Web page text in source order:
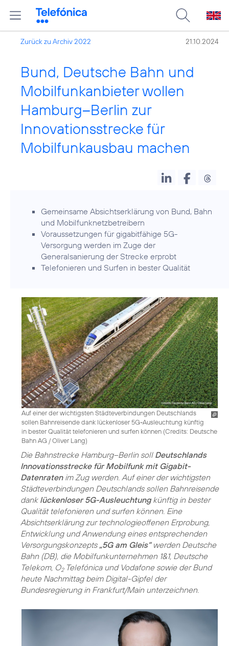
Zurück zu Archiv 2022 21.10.2024
Bund, Deutsche Bahn und
Mobilfunkanbieter wollen
Hamburg–Berlin zur
Innovationsstrecke für
Mobilfunkausbau machen
Gemeinsame Absichtserklärung von Bund, Bahn
und Mobilfunknetzbetreibern
Voraussetzungen für gigabitfähige 5G-
Versorgung werden im Zuge der
Generalsanierung der Strecke erprobt
Telefonieren und Surfen in bester Qualität
Auf einer der wichtigsten Städteverbindungen Deutschlands
sollen Bahnreisende dank lückenloser 5G-Ausleuchtung künftig
in bester Qualität telefonieren und surfen können (Credits: Deutsche
Bahn AG / Oliver Lang)
Die Bahnstrecke Hamburg–Berlin soll Deutschlands
Innovationsstrecke für Mobilfunk mit Gigabit-
Datenratenim Zug werden. Auf einer der wichtigsten
Städteverbindungen Deutschlands sollen Bahnreisende
dank lückenloser 5G-Ausleuchtungkünftig in bester
Qualität telefonieren und surfen können. Eine
Absichtserklärung zur technologieoffenen Erprobung,
Entwicklung und Anwendung eines entsprechenden
Versorgungskonzepts „5G am Gleis“werden Deutsche
Bahn (DB), die Mobilfunk­unternehmen 1&1, Deutsche
Telekom, O2Telefónica und Vodafone sowie der Bund
heute Nachmittag beim Digital-Gipfel der
Bundesregierung in Frankfurt/Main unterzeichnen.